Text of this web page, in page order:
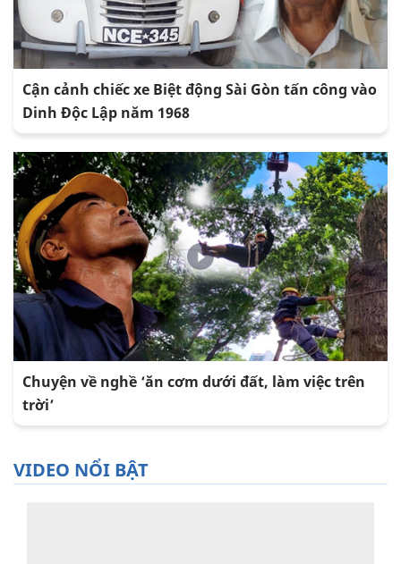
Cận cảnh chiếc xe Biệt động Sài Gòn tấn công vào
Dinh Độc Lập năm 1968
Chuyện về nghề ‘ăn cơm dưới đất, làm việc trên
trời’
VIDEO NỔI BẬT